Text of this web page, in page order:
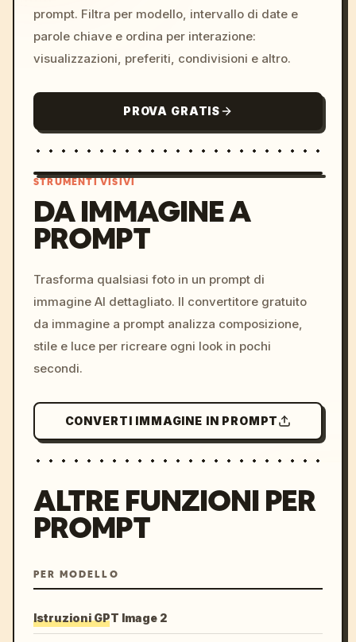
prompt. Filtra per modello, intervallo di date e
parole chiave e ordina per interazione:
visualizzazioni, preferiti, condivisioni e altro.
PROVA GRATIS
colors, 8k --v 6.0
STRUMENTI VISIVI
DA IMMAGINE A
PROMPT
Trasforma qualsiasi foto in un prompt di
immagine AI dettagliato. Il convertitore gratuito
da immagine a prompt analizza composizione,
stile e luce per ricreare ogni look in pochi
secondi.
CONVERTI IMMAGINE IN PROMPT
ALTRE FUNZIONI PER
PROMPT
PER MODELLO
Istruzioni GPT Image 2